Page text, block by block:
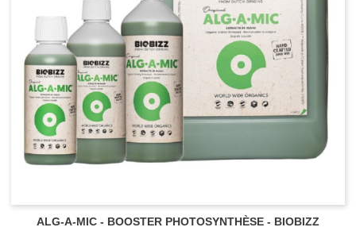
ALG-A-MIC - BOOSTER PHOTOSYNTHÈSE - BIOBIZZ